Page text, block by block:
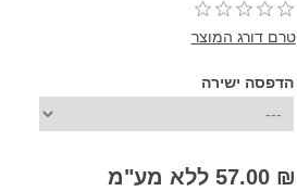
טרם דורג המוצר
הדפסה ישירה
₪ 57.00 ללא מע"מ